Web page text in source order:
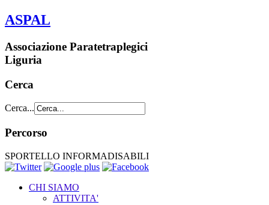
ASPAL
Associazione Paratetraplegici
Liguria
Cerca
Cerca...
Percorso
SPORTELLO INFORMADISABILI
CHI SIAMO
ATTIVITA'